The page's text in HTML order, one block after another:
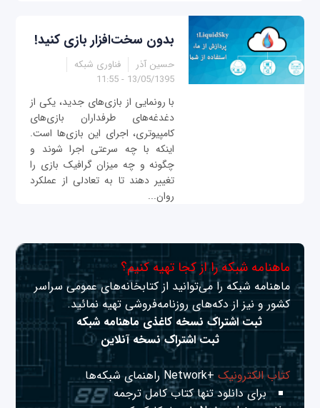
بدون سخت‌افزار بازی کنید!
حسین آذر
فناوری شبکه
13/05/1395 - 11:55
با رونمایی از بازی‌های جدید، یکی از
دغدغه‌های طرفداران بازی‌های
کامپیوتری، اجرای این بازی‌ها است.
اینکه با چه سرعتی اجرا شوند و
چگونه و چه میزان گرافیک بازی را
تغییر دهند تا به تعادلی از عملکرد
روان...
ماهنامه شبکه را از کجا تهیه کنیم؟
ماهنامه شبکه را می‌توانید از کتابخانه‌های عمومی سراسر
کشور و نیز از دکه‌های روزنامه‌فروشی تهیه نمائید.
ثبت اشتراک نسخه کاغذی ماهنامه شبکه
ثبت اشتراک نسخه آنلاین
کتاب الکترونیک+Network راهنمای شبکه‌ها
برای دانلود تنها کتاب کامل ترجمه